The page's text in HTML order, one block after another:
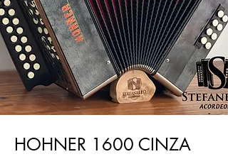
HOHNER 1600 CINZA